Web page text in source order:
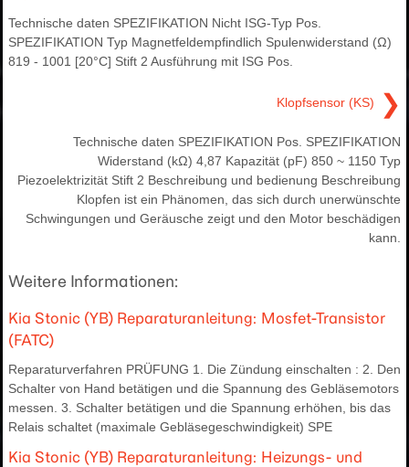
Technische daten SPEZIFIKATION Nicht ISG-Typ Pos.
SPEZIFIKATION Typ Magnetfeldempfindlich Spulenwiderstand (Ω)
819 - 1001 [20°C] Stift 2 Ausführung mit ISG Pos.
Klopfsensor (KS) ❯
Technische daten SPEZIFIKATION Pos. SPEZIFIKATION
Widerstand (kΩ) 4,87 Kapazität (pF) 850 ~ 1150 Typ
Piezoelektrizität Stift 2 Beschreibung und bedienung Beschreibung
Klopfen ist ein Phänomen, das sich durch unerwünschte
Schwingungen und Geräusche zeigt und den Motor beschädigen
kann.
Weitere Informationen:
Kia Stonic (YB) Reparaturanleitung: Mosfet-Transistor
(FATC)
Reparaturverfahren PRÜFUNG 1. Die Zündung einschalten : 2. Den
Schalter von Hand betätigen und die Spannung des Gebläsemotors
messen. 3. Schalter betätigen und die Spannung erhöhen, bis das
Relais schaltet (maximale Gebläsegeschwindigkeit) SPE
Kia Stonic (YB) Reparaturanleitung: Heizungs- und